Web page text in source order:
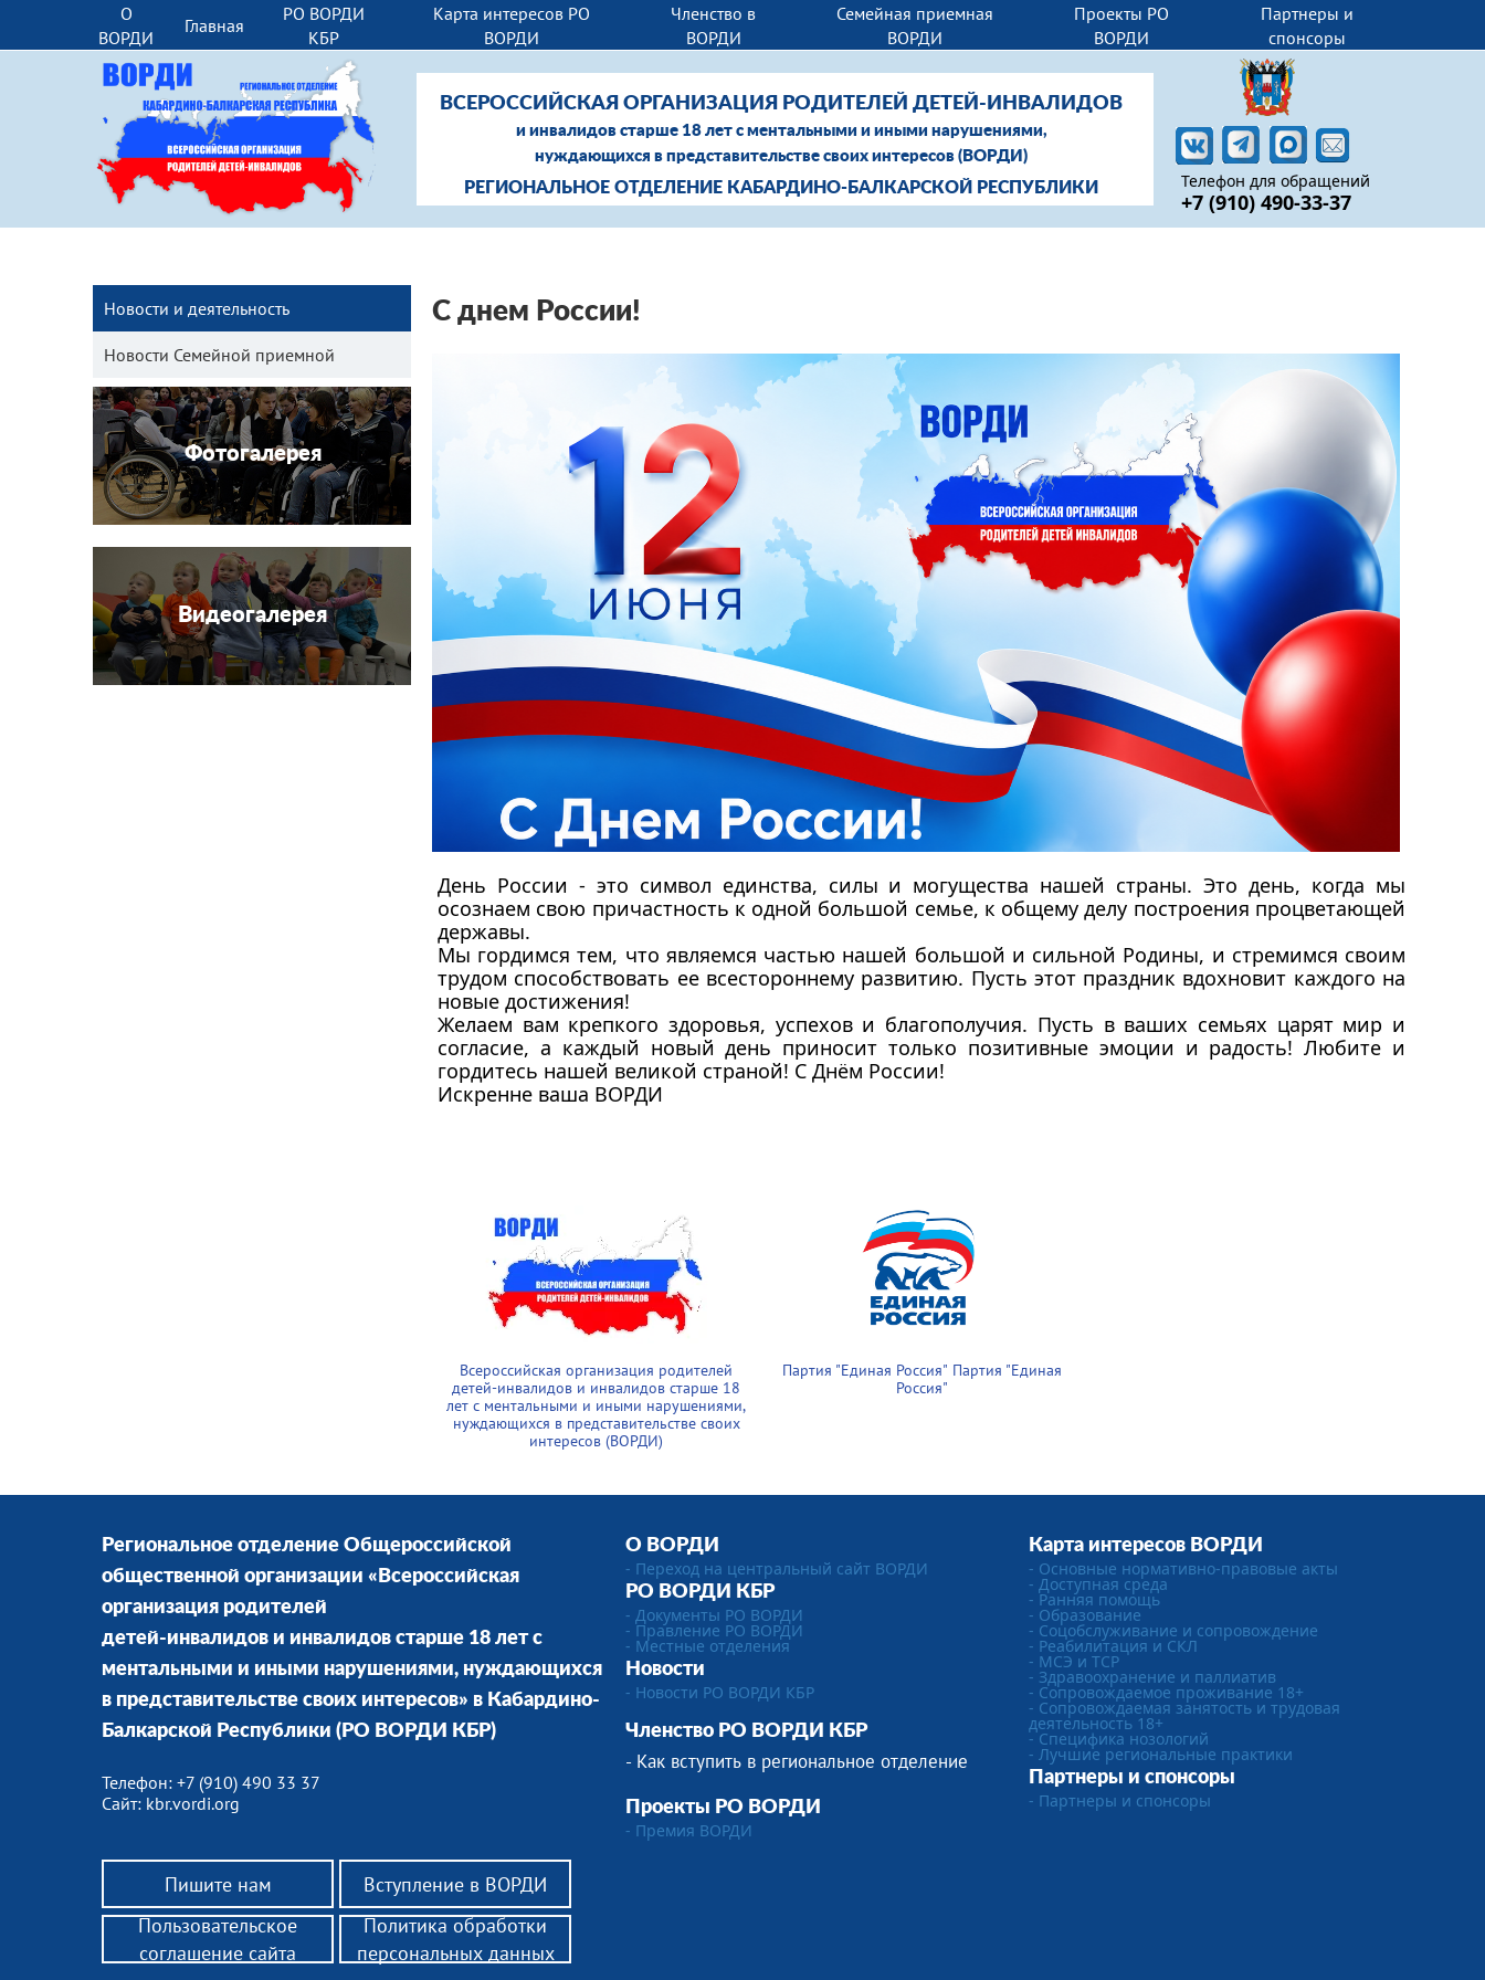
О
ВОРДИ
Главная
РО ВОРДИ
КБР
Карта интересов РО
ВОРДИ
Членство в
ВОРДИ
Семейная приемная
ВОРДИ
Проекты РО
ВОРДИ
Партнеры и
спонсоры
Телефон для обращений
+7 (910) 490-33-37
ВСЕРОССИЙСКАЯ ОРГАНИЗАЦИЯ РОДИТЕЛЕЙ ДЕТЕЙ-ИНВАЛИДОВ
и инвалидов старше 18 лет с ментальными и иными нарушениями,
нуждающихся в представительстве своих интересов (ВОРДИ)
РЕГИОНАЛЬНОЕ ОТДЕЛЕНИЕ КАБАРДИНО-БАЛКАРСКОЙ РЕСПУБЛИКИ
Новости и деятельность
Новости Семейной приемной
Фотогалерея
Видеогалерея
С днем России!
День России - это символ единства, силы и могущества нашей страны. Это день, когда мы
осознаем свою причастность к одной большой семье, к общему делу построения процветающей
державы.
Мы гордимся тем, что являемся частью нашей большой и сильной Родины, и стремимся своим
трудом способствовать ее всестороннему развитию. Пусть этот праздник вдохновит каждого на
новые достижения!
Желаем вам крепкого здоровья, успехов и благополучия. Пусть в ваших семьях царят мир и
согласие, а каждый новый день приносит только позитивные эмоции и радость! Любите и
гордитесь нашей великой страной! С Днём России!
Искренне ваша ВОРДИ
Партия "Единая Россия" Партия "Единая
Россия"
Всероссийская организация родителей
детей-инвалидов и инвалидов старше 18
лет с ментальными и иными нарушениями,
нуждающихся в представительстве своих
интересов (ВОРДИ)
Региональное отделение Общероссийской
общественной организации «Всероссийская
организация родителей
детей-инвалидов и инвалидов старше 18 лет с
ментальными и иными нарушениями, нуждающихся
в представительстве своих интересов» в Кабардино-
Балкарской Республики (РО ВОРДИ КБР)
Телефон: +7 (910) 490 33 37
Сайт: kbr.vordi.org
Пишите нам Вступление в ВОРДИ
О ВОРДИ
- Переход на центральный сайт ВОРДИ
РО ВОРДИ КБР
- Документы РО ВОРДИ
- Правление РО ВОРДИ
- Местные отделения
Новости
- Новости РО ВОРДИ КБР
Членство РО ВОРДИ КБР
- Как вступить в региональное отделение
Проекты РО ВОРДИ
- Премия ВОРДИ
Карта интересов ВОРДИ
- Основные нормативно-правовые акты
- Доступная среда
- Ранняя помощь
- Образование
- Соцобслуживание и сопровождение
- Реабилитация и СКЛ
- МСЭ и ТСР
- Здравоохранение и паллиатив
- Сопровождаемое проживание 18+
- Сопровождаемая занятость и трудовая
деятельность 18+
- Специфика нозологий
- Лучшие региональные практики
Партнеры и спонсоры
- Партнеры и спонсоры
Пользовательское
соглашение сайта
Политика обработки
персональных данных